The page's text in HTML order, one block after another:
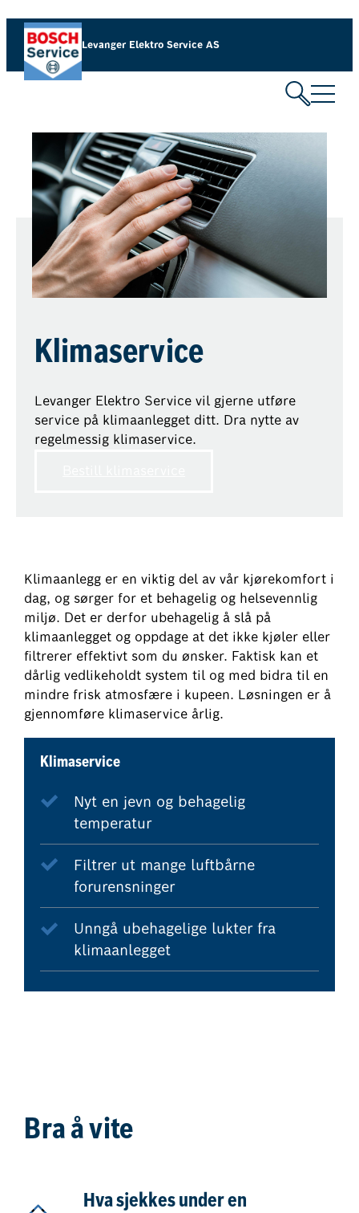
Levanger Elektro Service AS
Klimaservice
Levanger Elektro Service vil gjerne utføre
service på klimaanlegget ditt. Dra nytte av
regelmessig klimaservice.
Klimaanlegg er en viktig del av vår kjørekomfort i
dag, og sørger for et behagelig og helsevennlig
miljø. Det er derfor ubehagelig å slå på
klimaanlegget og oppdage at det ikke kjøler eller
filtrerer effektivt som du ønsker. Faktisk kan et
dårlig vedlikeholdt system til og med bidra til en
mindre frisk atmosfære i kupeen. Løsningen er å
gjennomføre klimaservice årlig.
Klimaservice
Nyt en jevn og behagelig
temperatur
Filtrer ut mange luftbårne
forurensninger
Unngå ubehagelige lukter fra
klimaanlegget
Bra å vite
Hva sjekkes under en